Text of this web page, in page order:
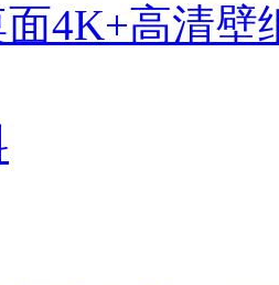
4K+高清壁